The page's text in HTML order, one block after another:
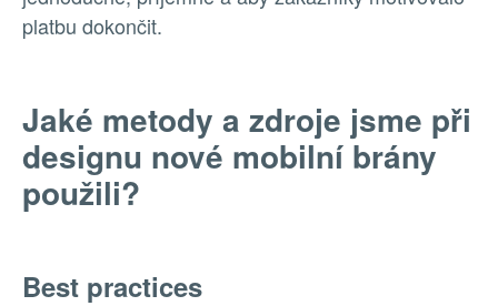
platbu dokončit.
Jaké metody a zdroje jsme při
designu nové mobilní brány
použili?
Best practices